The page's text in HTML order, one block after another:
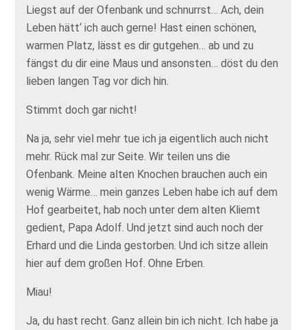
Liegst auf der Ofenbank und schnurrst… Ach, dein
Leben hätt‘ ich auch gerne! Hast einen schönen,
warmen Platz, lässt es dir gutgehen… ab und zu
fängst du dir eine Maus und ansonsten… döst du den
lieben langen Tag vor dich hin.
Stimmt doch gar nicht!
Na ja, sehr viel mehr tue ich ja eigentlich auch nicht
mehr. Rück mal zur Seite. Wir teilen uns die
Ofenbank. Meine alten Knochen brauchen auch ein
wenig Wärme… mein ganzes Leben habe ich auf dem
Hof gearbeitet, hab noch unter dem alten Kliemt
gedient, Papa Adolf. Und jetzt sind auch noch der
Erhard und die Linda gestorben. Und ich sitze allein
hier auf dem großen Hof. Ohne Erben.
Miau!
Ja, du hast recht. Ganz allein bin ich nicht. Ich habe ja